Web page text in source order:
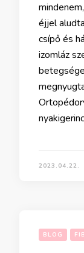
éjjel
csípő és
izomláz
2023.04.22.
BLOG